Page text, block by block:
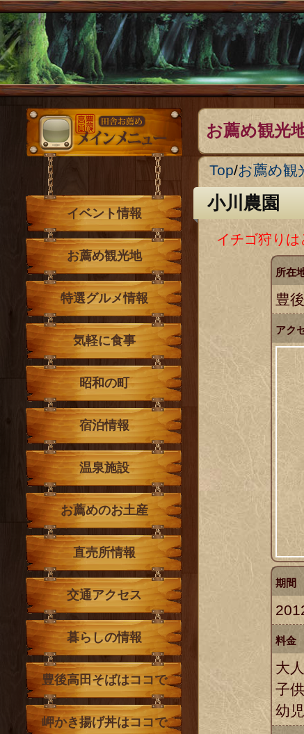
お薦め観光
Top/お薦め観
小川農園
イチゴ狩りは
所在
豊
アク
期間
料金
大
子
幼
メインメニュー
イベント情報
お薦め観光地
特選グルメ情報
気軽に食事
昭和の町
宿泊情報
温泉施設
お薦めのお土産
直売所情報
交通アクセス
暮らしの情報
豊後高田そばはココで
岬かき揚げ丼はココで